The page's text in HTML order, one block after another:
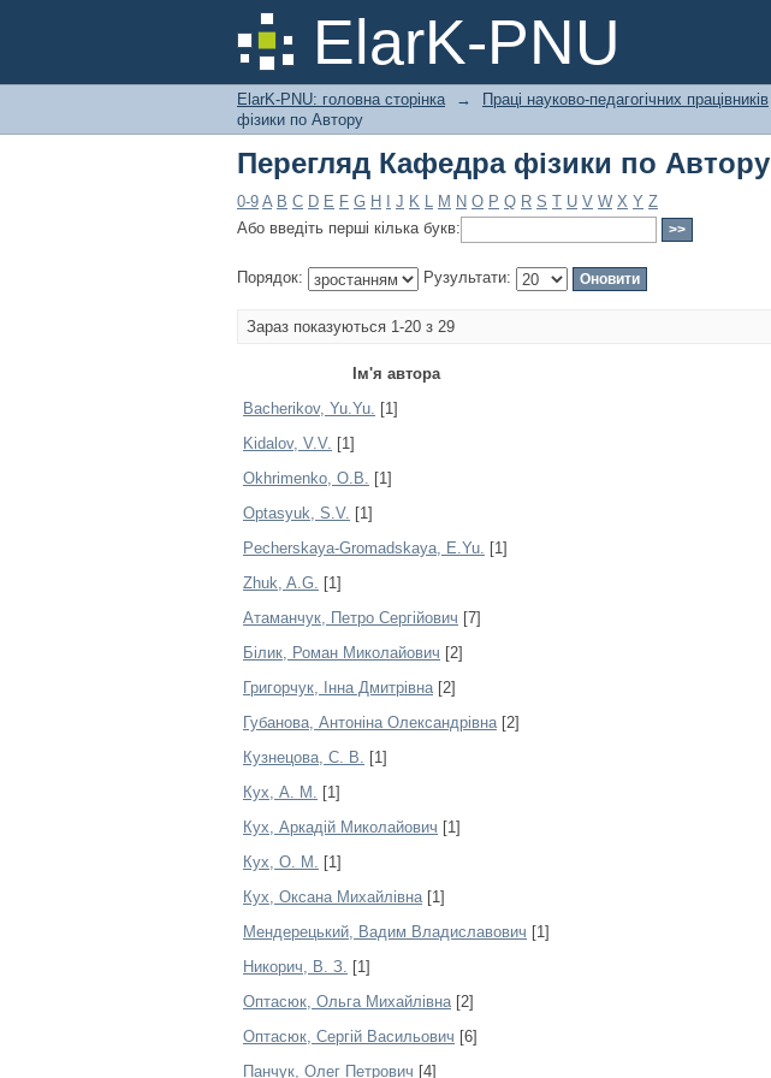
ElarK-PNU
Перегляд Кафедра фізики по Автору
ElarK-PNU: головна сторінка → Праці науково-педагогічних працівників
фізики по Автору
Перегляд Кафедра фізики по Автору
0-9 A B C D E F G H J K L M N O P Q R S T U V W X Y Z
Або введіть перші кілька букв:
Порядок: Рузультати:
Зараз показуються 1-20 з 29
Ім'я автора
Bacherikov, Yu.Yu. [1]
Kidalov, V.V. [1]
Okhrimenko, O.B. [1]
Optasyuk, S.V. [1]
Pecherskaya-Gromadskaya, E.Yu. [1]
Zhuk, A.G. [1]
Атаманчук, Петро Сергійович [7]
Білик, Роман Миколайович [2]
Григорчук, Інна Дмитрівна[2]
Губанова, Антоніна Олександрівна[2]
Кузнецова, С. В. [1]
Кух, А. М. [1]
Кух, Аркадій Миколайович [1]
Кух, О. М. [1]
Кух, Оксана Михайлівна[1]
Мендерецький, Вадим Владиславович [1]
Никорич, В. З. [1]
Оптасюк, Ольга Михайлівна[2]
Оптасюк, Сергій Васильович [6]
Панчук, Олег Петрович [4]